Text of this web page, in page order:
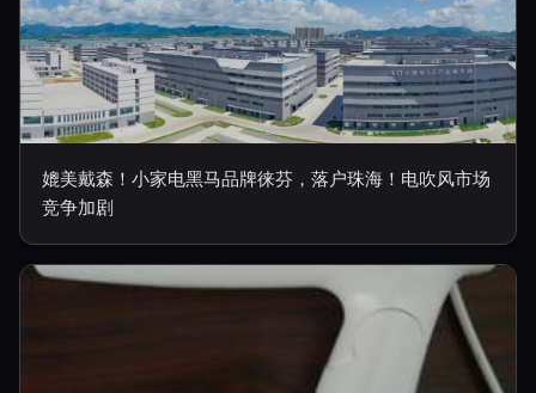
媲美戴森！小家电黑马品牌徕芬，落户珠海！电吹风市场
竞争加剧